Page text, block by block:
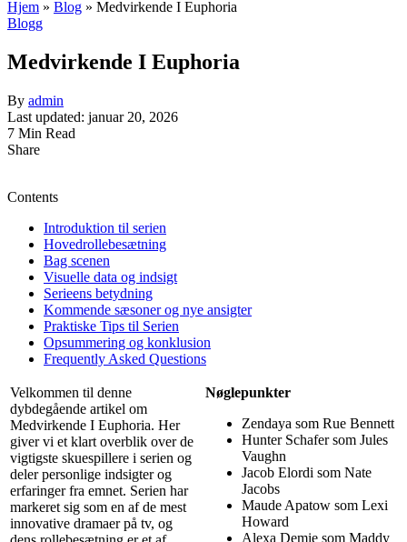
Hjem » Blog » Medvirkende I Euphoria
Blogg
Medvirkende I Euphoria
By admin
Last updated: januar 20, 2026
7 Min Read
Share
Contents
Introduktion til serien
Hovedrollebesætning
Bag scenen
Visuelle data og indsigt
Serieens betydning
Kommende sæsoner og nye ansigter
Praktiske Tips til Serien
Opsummering og konklusion
Frequently Asked Questions
Velkommen til denne
dybdegående artikel om
Medvirkende I Euphoria. Her
giver vi et klart overblik over de
vigtigste skuespillere i serien og
deler personlige indsigter og
erfaringer fra emnet. Serien har
markeret sig som en af de mest
innovative dramaer på tv, og
Nøglepunkter
Zendaya som Rue Bennett
Hunter Schafer som Jules
Vaughn
Jacob Elordi som Nate
Jacobs
Maude Apatow som Lexi
Howard
Alexa Demie som Maddy